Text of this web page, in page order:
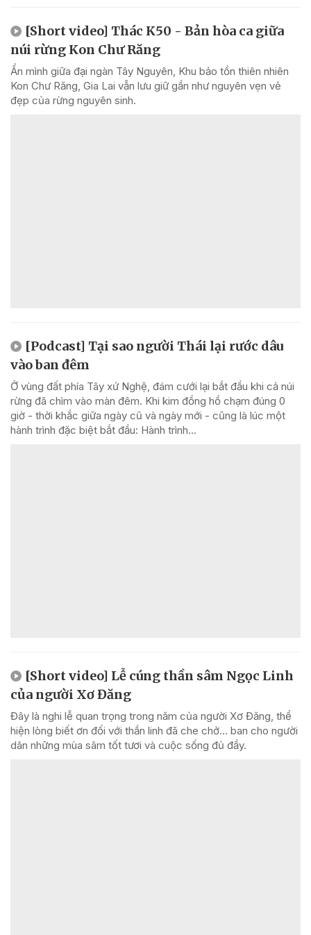
[Short video] Thác K50 - Bản hòa ca giữa
núi rừng Kon Chư Răng
Ẩn mình giữa đại ngàn Tây Nguyên, Khu bảo tồn thiên nhiên
Kon Chư Răng, Gia Lai vẫn lưu giữ gần như nguyên vẹn vẻ
đẹp của rừng nguyên sinh.
[Podcast] Tại sao người Thái lại rước dâu
vào ban đêm
Ở vùng đất phía Tây xứ Nghệ, đám cưới lại bắt đầu khi cả núi
rừng đã chìm vào màn đêm. Khi kim đồng hồ chạm đúng 0
giờ - thời khắc giữa ngày cũ và ngày mới - cũng là lúc một
hành trình đặc biệt bắt đầu: Hành trình...
[Short video] Lễ cúng thần sâm Ngọc Linh
của người Xơ Đăng
Đây là nghi lễ quan trọng trong năm của người Xơ Đăng, thể
hiện lòng biết ơn đối với thần linh đã che chở... ban cho người
dân những mùa sâm tốt tươi và cuộc sống đủ đầy.